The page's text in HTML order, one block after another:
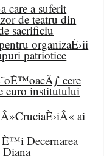
care a suferit
de teatru din
sacrificiu
organizaÈ›ii
patriotice
cere
euro institutului
ai
Decernarea